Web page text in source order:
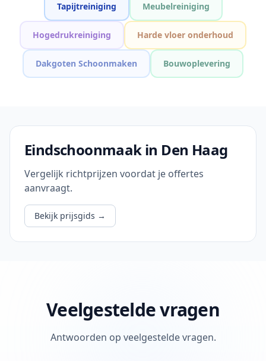
Tapijtreiniging Meubelreiniging
Hogedrukreiniging Harde vloer onderhoud
Dakgoten Schoonmaken Bouwoplevering
Eindschoonmaak in Den Haag
Vergelijk richtprijzen voordat je offertes
aanvraagt.
Bekijk prijsgids →
Veelgestelde vragen
Antwoorden op veelgestelde vragen.